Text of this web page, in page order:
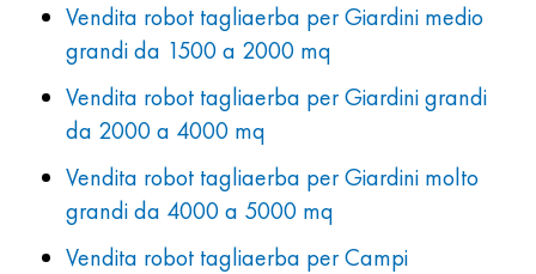
Vendita robot tagliaerba per Giardini medio
grandi da 1500 a 2000 mq
Vendita robot tagliaerba per Giardini grandi
da 2000 a 4000 mq
Vendita robot tagliaerba per Giardini molto
grandi da 4000 a 5000 mq
Vendita robot tagliaerba per Campi